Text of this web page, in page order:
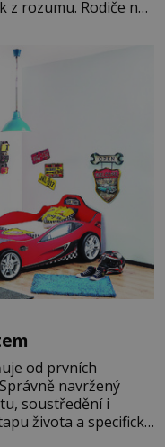
rozumu. Rodiče nás
od prvních
navržený
soustředění i
života a specifické